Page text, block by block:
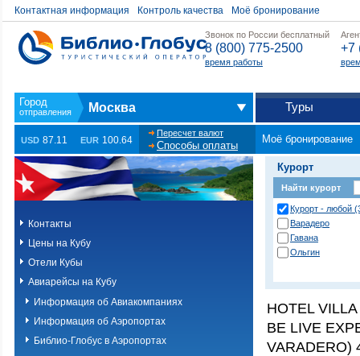
Контактная информация Контроль качества Моё бронирование
Звонок по России бесплатный
8 (800) 775-2500
время работы
+7
Москва Туры
USD 87.11 EUR 100.64
Пересчет валют
Способы оплаты
Моё бронирование
Контакты
Цены на Кубу
Отели Кубы
Авиарейсы на Кубу
Информация об Авиакомпаниях
Информация об Аэропортах
Библио-Глобус в Аэропортах
Курорт
Найти курорт
Курорт - любой
Варадеро
Гавана
Ольгин
HOTEL
BE LIVE
VARADERO)